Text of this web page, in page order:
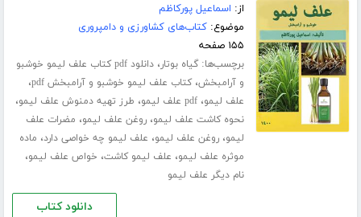
از: اسماعیل پورکاظم
موضوع:کتاب‌های کشاورزی و دامپروری
۱۵۵ صفحه
برچسب‌ها:گیاه بوتار،
دانلود pdf کتاب علف لیمو خوشبو
و آرامبخش،کتاب علف لیمو خوشبو و آرامبخش pdf ،
علف لیمو،pdf علف لیمو ، طرز تهیه دمنوش علف لیمو،
نحوه کاشت علف لیمو،روغن علف لیمو، مضرات علف
لیمو،روغن علف لیمو، علف لیمو چه خواصی دارد، ماده
موثره علف لیمو، علف لیمو کاشت، خواص علف لیمو،
نام دیگر علف لیمو
دانلود کتاب